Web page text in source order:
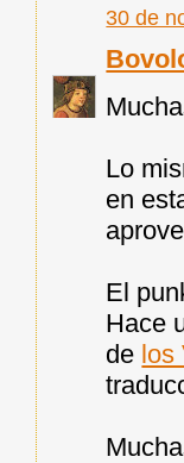
30 de
Lo
en
El
Hace
de los